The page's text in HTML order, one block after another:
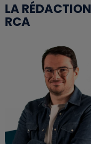
LA RÉDACTION
RCA